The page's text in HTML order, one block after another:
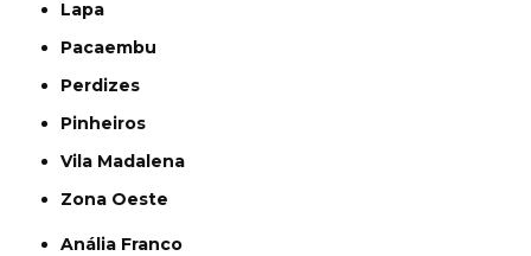
Lapa
Pacaembu
Perdizes
Pinheiros
Vila Madalena
Zona Oeste
Anália Franco